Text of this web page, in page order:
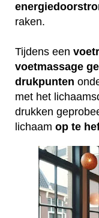
raken.
Tijdens een
voetmassage
drukpunten
met het
drukken
lichaam op te